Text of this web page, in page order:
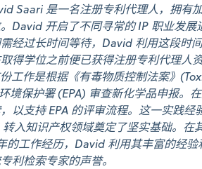
Saari 是一名注册专利代理人，拥有
David 开启了不同寻常的 IP 职业发展
经过长时间等待，David 利用这段时
得学位之前便已获得注册专利代理人
工作是根据《有毒物质控制法案》
境保护署 (EPA) 审查新化学品申报。
以支持 EPA 的评审流程。这一实践经
入知识产权领域奠定了坚实基础。在
的工作经历，David 利用其丰富的经
利检索专家的声誉。